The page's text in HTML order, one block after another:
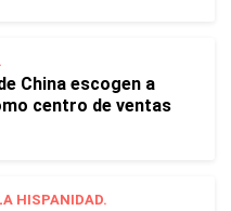
China escogen a
centro de ventas
HISPANIDAD.